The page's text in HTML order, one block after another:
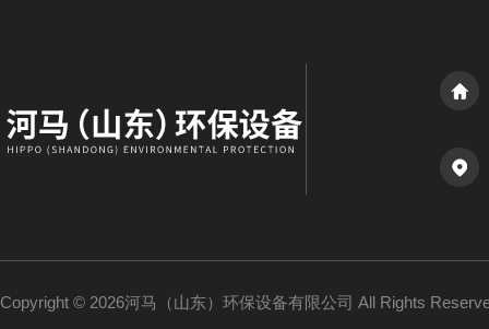
Copyright © 2026河马（山东）环保设备有限公司 All Rights